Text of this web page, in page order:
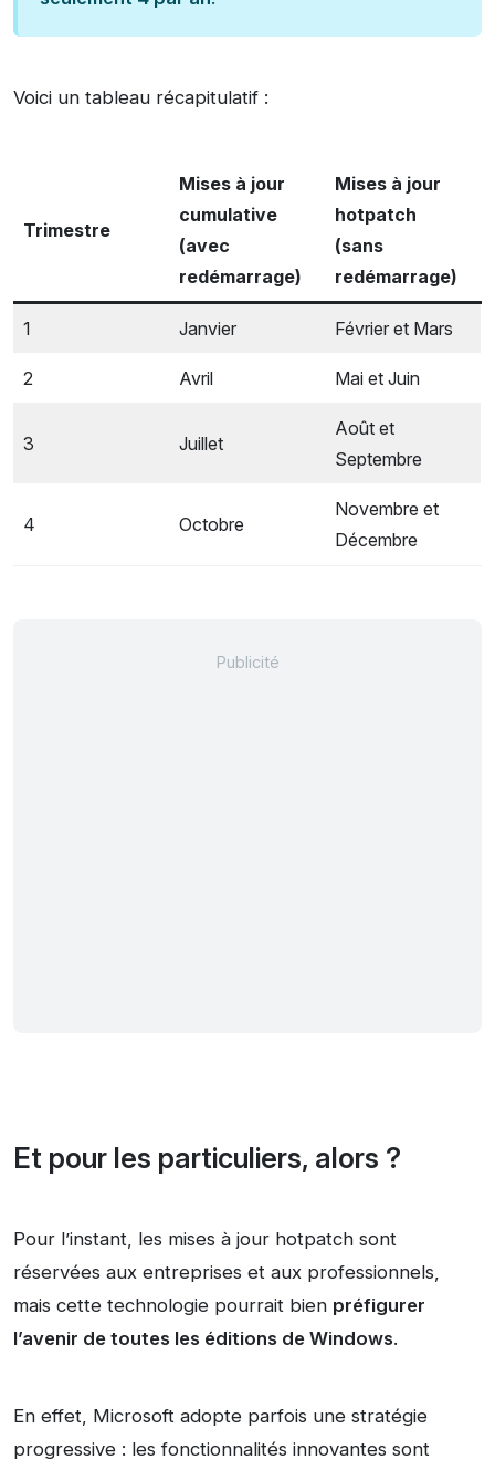
Voici un tableau récapitulatif :
Trimestre
Mises à jour
cumulative
(avec
redémarrage)
Mises à jour
hotpatch
(sans
redémarrage)
1 Janvier Février et Mars
2 Avril Mai et Juin
3 Juillet
Août et
Septembre
4 Octobre
Novembre et
Décembre
Et pour les particuliers, alors ?
Pour l’instant, les mises à jour hotpatch sont
réservées aux entreprises et aux professionnels,
mais cette technologie pourrait bien préfigurer
l’avenir de toutes les éditions de Windows.
En effet, Microsoft adopte parfois une stratégie
progressive : les fonctionnalités innovantes sont